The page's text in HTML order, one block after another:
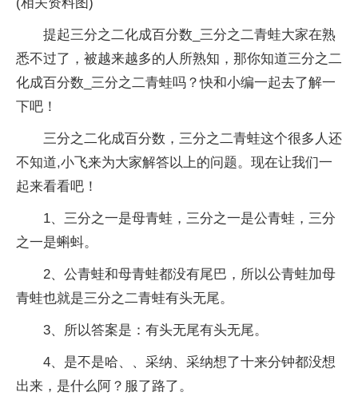
提起三分之二化成百分数_三分之二青蛙大家在熟
悉不过了，被越来越多的人所熟知，那你知道三分之二
化成百分数_三分之二青蛙吗？快和小编一起去了解一
下吧！
三分之二化成百分数，三分之二青蛙这个很多人还
不知道,小飞来为大家解答以上的问题。现在让我们一
起来看看吧！
1、三分之一是母青蛙，三分之一是公青蛙，三分
之一是蝌蚪。
2、公青蛙和母青蛙都没有尾巴，所以公青蛙加母
青蛙也就是三分之二青蛙有头无尾。
3、所以答案是：有头无尾有头无尾。
4、是不是哈、、采纳、采纳想了十来分钟都没想
出来，是什么阿？服了路了。